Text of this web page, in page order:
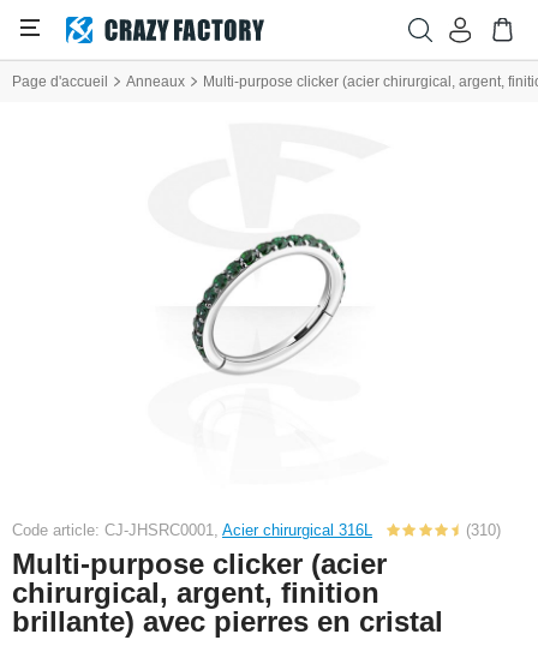
Page d'accueil Anneaux Multi-purpose clicker (acier chirurgical, argent,
Code article: CJ-JHSRC0001, Acier chirurgical 316L (310)
Multi-purpose clicker (acier
chirurgical, argent, finition
brillante) avec pierres en cristal